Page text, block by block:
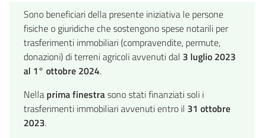
Sono beneficiari della presente iniziativa le persone
fisiche o giuridiche che sostengono spese notarili per
trasferimenti immobiliari (compravendite, permute,
donazioni) di terreni agricoli avvenuti dal 3 luglio 2023
al 1° ottobre 2024.
Nella prima finestrasono stati finanziati soli i
trasferimenti immobiliari avvenuti entro il 31 ottobre
2023.